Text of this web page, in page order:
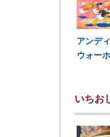
アンデ
ウォー
いちお